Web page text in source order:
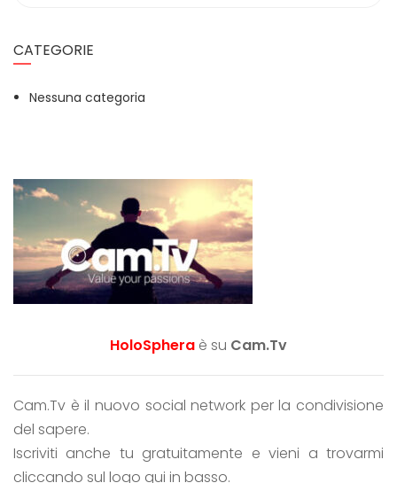
CATEGORIE
Nessuna categoria
HoloSphera è su Cam.Tv
Cam.Tv è il nuovo social network per la condivisione
del sapere.
Iscriviti anche tu gratuitamente e vieni a trovarmi
cliccando sul logo qui in basso.